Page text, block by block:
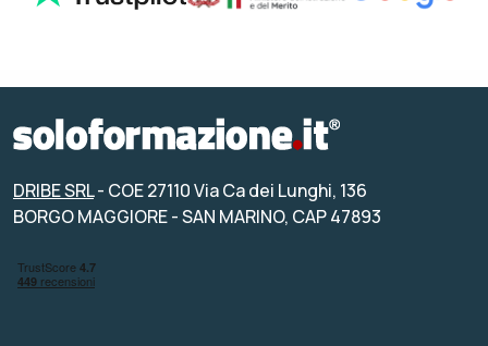
DRIBE SRL- COE 27110 Via Ca dei Lunghi, 136
BORGO MAGGIORE - SAN MARINO, CAP 47893